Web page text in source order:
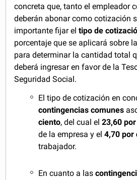
concreta que, tanto el empleador
deberán abonar como cotización
importante fijar eltipo de
porcentaje que se aplicará sobre
para determinar la cantidad total
deberá ingresar en favor de la
Seguridad Social.
El tipo de cotización en
contingencias comunes
ciento, del cual el23,60
de la empresa y el4,70 por
trabajador.
En cuanto a las